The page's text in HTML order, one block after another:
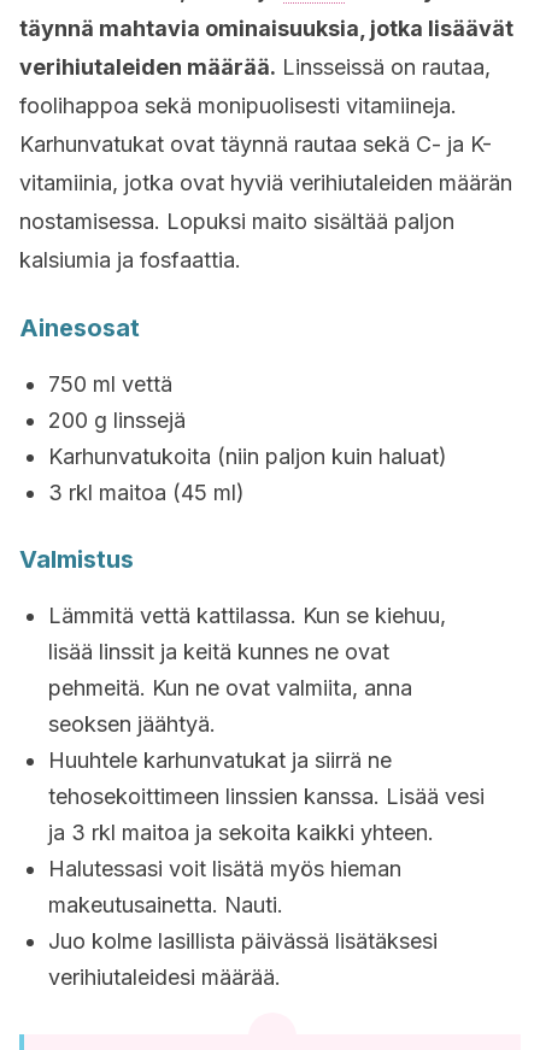
täynnä mahtavia ominaisuuksia, jotka lisäävät
verihiutaleiden määrää. Linsseissä on rautaa,
foolihappoa sekä monipuolisesti vitamiineja.
Karhunvatukat ovat täynnä rautaa sekä C- ja K-
vitamiinia, jotka ovat hyviä verihiutaleiden määrän
nostamisessa. Lopuksi maito sisältää paljon
kalsiumia ja fosfaattia.
Ainesosat
750 ml vettä
200 g linssejä
Karhunvatukoita (niin paljon kuin haluat)
3 rkl maitoa (45 ml)
Valmistus
Lämmitä vettä kattilassa. Kun se kiehuu,
lisää linssit ja keitä kunnes ne ovat
pehmeitä. Kun ne ovat valmiita, anna
seoksen jäähtyä.
Huuhtele karhunvatukat ja siirrä ne
tehosekoittimeen linssien kanssa. Lisää vesi
ja 3 rkl maitoa ja sekoita kaikki yhteen.
Halutessasi voit lisätä myös hieman
makeutusainetta. Nauti.
Juo kolme lasillista päivässä lisätäksesi
verihiutaleidesi määrää.